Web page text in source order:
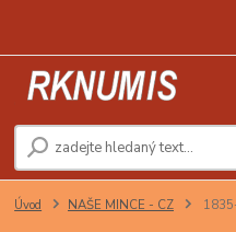
Úvod NAŠE MINCE - CZ